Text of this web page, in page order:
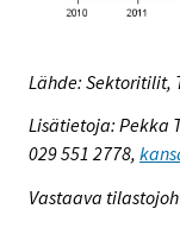
Lähde: Sektoritilit,
Lisätietoja: Pekka
029 551 2778,
Vastaava